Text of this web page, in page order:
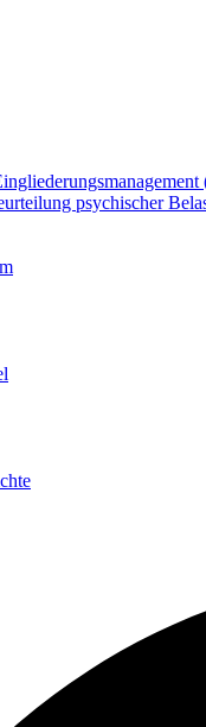
psychischer